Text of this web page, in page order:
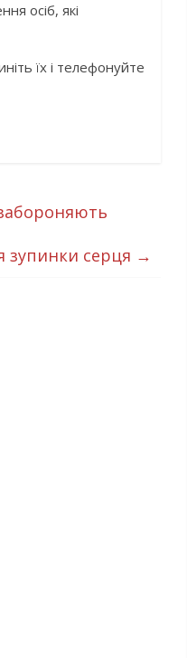
осіб, які
їх і телефонуйте
зупинки серця →